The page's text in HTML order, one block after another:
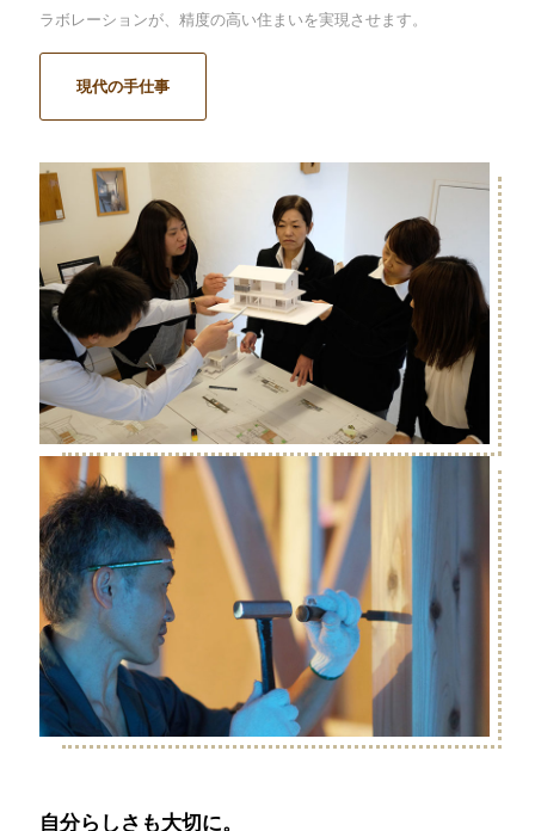
ラボレーションが、精度の高い住まいを実現させます。
現代の手仕事
自分らしさも大切に。